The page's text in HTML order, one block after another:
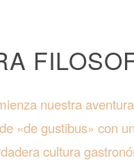
nuestra
«de gustibus» con
cultura